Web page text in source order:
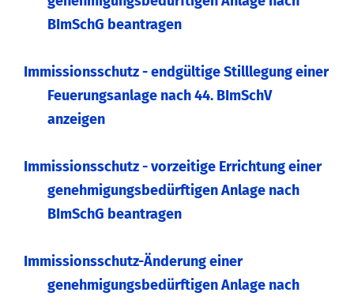
BImSchG beantragen
Immissionsschutz - endgültige Stilllegung einer
Feuerungsanlage nach 44. BImSchV
anzeigen
Immissionsschutz - vorzeitige Errichtung einer
genehmigungsbedürftigen Anlage nach
BImSchG beantragen
Immissionsschutz-Änderung einer
genehmigungsbedürftigen Anlage nach